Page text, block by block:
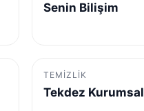
Senin Bilişim
TEMIZLIK
Tekdez Kurumsal